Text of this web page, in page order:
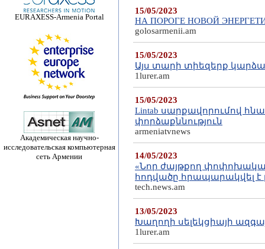
EURAXESS-Armenia Portal
Академическая научно-
исследовательская компьютерная
сеть Армении
15/05/2023
НА ПОРОГЕ НОВОЙ
golosarmenii.am
15/05/2023
Այս տարի տիեզերք
1lurer.am
15/05/2023
Lintab սարքավորումով
փորձաքննություն
armeniatvnews
14/05/2023
«Նոր ժայթքող
հոդվածը հրապարակվել
tech.news.am
13/05/2023
Խաղողի սելեկցիայի
1lurer.am